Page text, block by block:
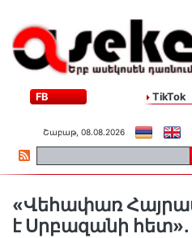
FB TikTok
Շաբաթ, 08.08.2026
«Վեհափառ
է Սրբազանի